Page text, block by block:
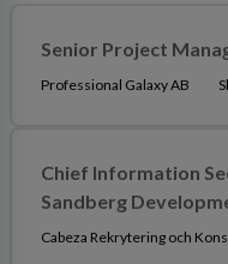
Senior Project
Professional Galaxy AB
Chief Information
Sandberg
Cabeza Rekrytering och